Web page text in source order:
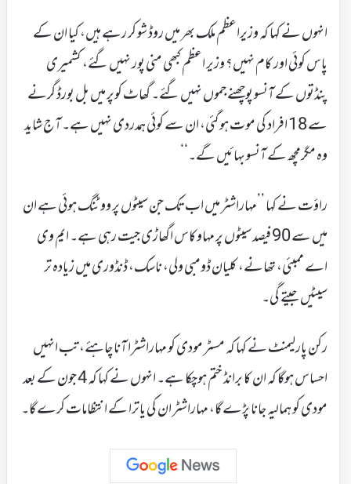
انہوں نے کہا کہ وزیراعظم ملک بھر میں روڈ شو کر رہے ہیں، کیا ان کے
پاس کوئی اور کام نہیں؟ وزیر اعظم کبھی منی پور نہیں گئے، کشمیری
پنڈتوں کے آنسو پوچھنے جموں نہیں گئے۔ گھاٹ کوپر میں بل بورڈ گرنے
سے 18 افراد کی موت ہوگئی، ان سے کوئی ہمدردی نہیں ہے۔ آج شاید
وہ مگرمچھ کے آنسو بہائیں گے۔‘‘
راؤت نے کہا ’’مہاراشٹر میں اب تک جن سیٹوں پر ووٹنگ ہوئی ہے ان
میں سے 90 فیصد سیٹوں پر مہاوکاس اگھاڑی جیت رہی ہے۔ ایم وی
اے ممبئی، تھانے، کلیان ڈومبی ولی، ناسک، ڈنڈوری میں زیادہ تر
سیٹیں جیتے گی۔
رکن پارلیمنٹ نے کہا کہ مسٹر مودی کو مہاراشٹرا آنا چاہئے، تب انہیں
احساس ہوگا کہ ان کا برانڈ ختم ہوچکا ہے۔ انہوں نے کہا کہ 4 جون کے بعد
مودی کو ہمالیہ جانا پڑے گا، مہاراشٹر ان کی یاترا کے انتظامات کرے گا۔